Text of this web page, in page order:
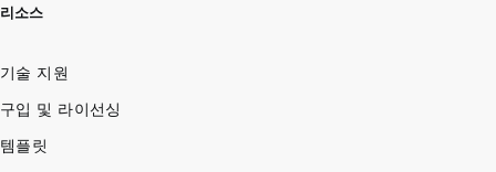
리소스
기술 지원
구입 및 라이선싱
템플릿